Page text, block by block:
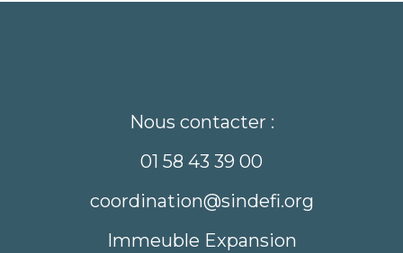
Nous contacter :
01 58 43 39 00
coordination@sindefi.org
Immeuble Expansion